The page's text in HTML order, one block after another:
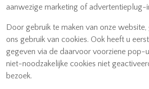
aanwezige marketing of advertentieplug-
Door gebruik te maken van onze
ons gebruik van cookies. Ook heeft u
gegeven via de daarvoor voorziene pop-
niet-noodzakelijke cookies niet
bezoek.